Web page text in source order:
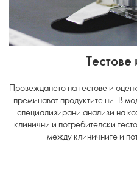
Тестове
Провеждането на тестове и
преминават продуктите ни. В
специализирани анализи на
клинични и потребителски
между клиничните и